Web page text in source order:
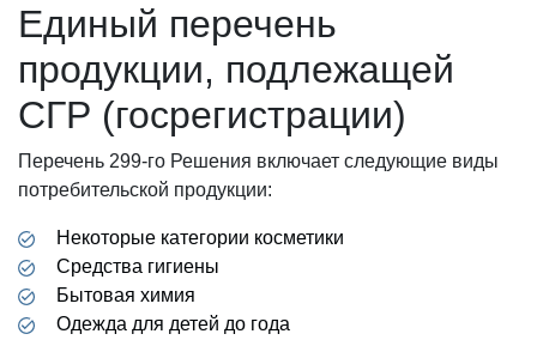
Единый перечень
продукции, подлежащей
СГР (госрегистрации)
Перечень 299-го Решения включает следующие виды
потребительской продукции:
Некоторые категории косметики
Средства гигиены
Бытовая химия
Одежда для детей до года